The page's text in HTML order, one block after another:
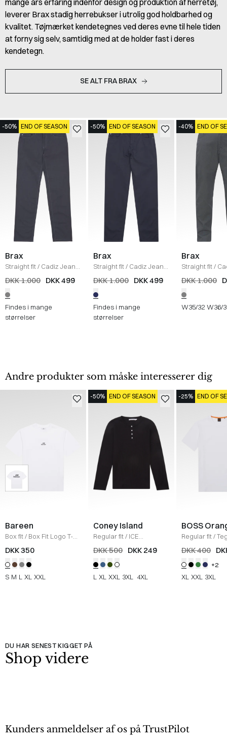
leverer Brax stadig herrebukser i utrolig god holdbarhed og
kvalitet. Tøjmærket kendetegnes ved deres evne til hele tiden
at forny sig selv, samtidig med at de holder fast i deres
kendetegn.
SE ALT FRA BRAX
-50% END OF SEASON
Brax
Straight fit/ Cadiz Jeans
/GRÅ
DKK 1.000 DKK 499
Findes i mange
størrelser
-50% END OF SEASON
Brax
Straight fit/ Cadiz Jeans
/NAVY
DKK 1.000 DKK 499
Findes i mange
størrelser
-40% END OF
Brax
Straight fit/
/KOKS
DKK 1.000
W35/32 W36/
Andre produkter som måske interesserer dig
Bareen
Box fit/ Box Fit Logo T-
shirt /WHITE
DKK 350
S M L XL XXL
-50% END OF SEASON
Coney Island
Regular fit/ ICE
Sweatshirt
/BLACK
DKK 500 DKK 249
L XL XXL 3XL 4XL
-25% END OF
BOSS
Regular fit/
Shirt
HVID
DKK 400
+2
XL XXL 3XL
DU HAR SENEST KIGGET PÅ
Shop videre
Kunders anmeldelser af os på TrustPilot